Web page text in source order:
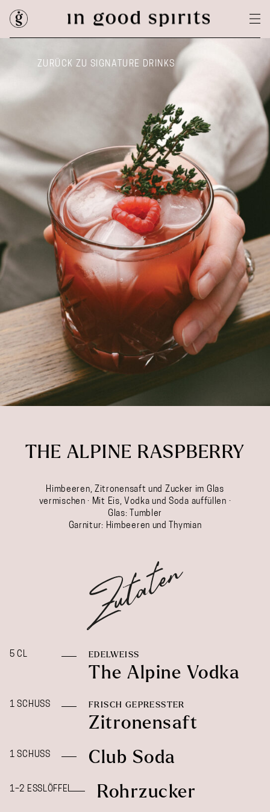
ZURÜCK ZU SIGNATURE DRINKS
THE ALPINE RASPBERRY
Himbeeren, Zitronensaft und Zucker im Glas
vermischen · Mit Eis, Vodka und Soda auffüllen ·
Glas: Tumbler
Garnitur: Himbeeren und Thymian
5 CL EDELWEISS
The Alpine Vodka
1 SCHUSS FRISCH GEPRESSTER
Zitronensaft
1 SCHUSS Club Soda
1–2 ESSLÖFFEL Rohrzucker